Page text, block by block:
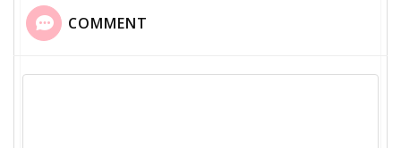
COMMENT